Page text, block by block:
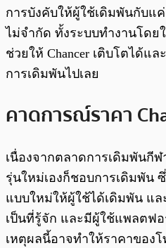
การบังคับให้ผู้ใช้เดิมพันกับแ
ไม่จำกัด ทั้งระบบทำงานโดย
ช่วยให้ Chancer เติบโตได้แ
การเดิมพันไปเลย
คาดการณ์ราคา
เนื่องจากตลาดการเดิมพัน
รุ่นใหม่เองก็ชอบการเดิมพัน ซึ่
แบบใหม่ให้ผู้ใช้ได้เดิมพัน แ
เป็นที่รู้จัก และมีผู้ใช้แพลตฟอ
เหตุผลนี้อาจทำให้ราคาของโ